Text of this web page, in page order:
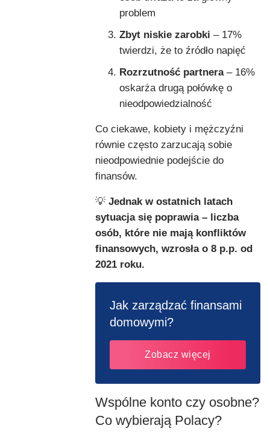
problem
Zbyt niskie zarobki – 17%
twierdzi, że to źródło napięć
Rozrzutność partnera– 16%
oskarża drugą połówkę o
nieodpowiedzialność
Co ciekawe, kobiety i mężczyźni
równie często zarzucają sobie
nieodpowiednie podejście do
finansów.
💡 Jednak w ostatnich latach
sytuacja się poprawia – liczba
osób, które nie mają konfliktów
finansowych, wzrosła o 8 p.p. od
2021 roku.
Jak zarządzać finansami
domowymi?
Zobacz więcej
Wspólne konto czy osobne?
Co wybierają Polacy?